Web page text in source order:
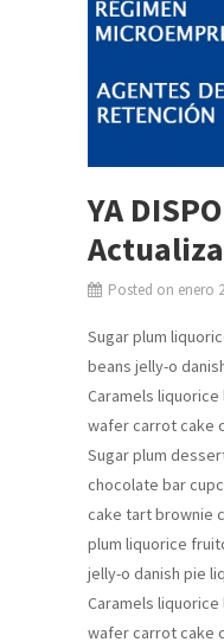
YA
Posted on enero
Sugar plum
beans jelly-o
Caramels
wafer carrot cake
Sugar plum
chocolate bar
cake tart brownie
plum liquorice
jelly-o danish pie
Caramels
wafer carrot cake